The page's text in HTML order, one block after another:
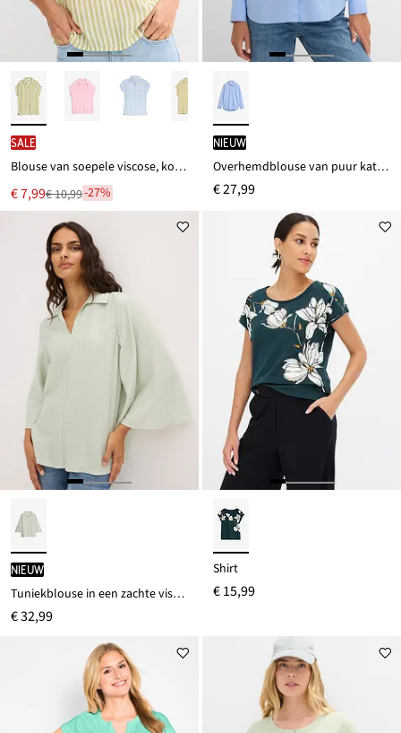
SALE
Blouse van soepele viscose, korte mouw
Nu
voor
€ 7,99
Van € 10,99-27%
Nieuw
Overhemdblouse van puur katoen
€ 27,99
Nieuw
Tuniekblouse in een zachte viscosemix
€ 32,99
Shirt
€ 15,99